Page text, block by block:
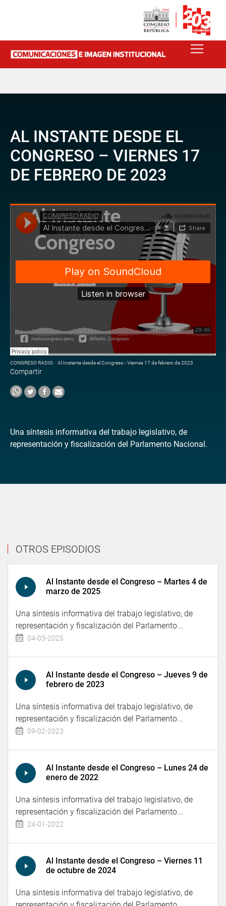
AL INSTANTE DESDE EL
CONGRESO – VIERNES 17
DE FEBRERO DE 2023
CONGRESO RADIO · Al Instante desde el Congreso - Viernes 17 de febrero de 2023
Compartir
Una síntesis informativa del trabajo legislativo, de
representación y fiscalización del Parlamento Nacional.
OTROS EPISODIOS
Al Instante desde el Congreso – Martes 4 de
marzo de 2025
Una síntesis informativa del trabajo legislativo, de
representación y fiscalización del Parlamento...
04-03-2025
Al Instante desde el Congreso – Jueves 9 de
febrero de 2023
Una síntesis informativa del trabajo legislativo, de
representación y fiscalización del Parlamento...
09-02-2023
Al Instante desde el Congreso – Lunes 24 de
enero de 2022
Una síntesis informativa del trabajo legislativo, de
representación y fiscalización del Parlamento...
24-01-2022
Al Instante desde el Congreso – Viernes 11
de octubre de 2024
Una síntesis informativa del trabajo legislativo, de